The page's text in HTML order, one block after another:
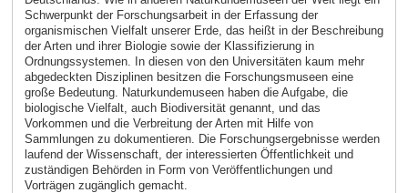
Schwerpunkt der Forschungsarbeit in der Erfassung der
organismischen Vielfalt unserer Erde, das heißt in der Beschreibung
der Arten und ihrer Biologie sowie der Klassifizierung in
Ordnungssystemen. In diesen von den Universitäten kaum mehr
abgedeckten Disziplinen besitzen die Forschungsmuseen eine
große Bedeutung. Naturkundemuseen haben die Aufgabe, die
biologische Vielfalt, auch Biodiversität genannt, und das
Vorkommen und die Verbreitung der Arten mit Hilfe von
Sammlungen zu dokumentieren. Die Forschungsergebnisse werden
laufend der Wissenschaft, der interessierten Öffentlichkeit und
zuständigen Behörden in Form von Veröffentlichungen und
Vorträgen zugänglich gemacht.